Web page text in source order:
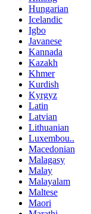
Hungarian
Icelandic
Igbo
Javanese
Kannada
Kazakh
Khmer
Kurdish
Kyrgyz
Latin
Latvian
Lithuanian
Luxembou..
Macedonian
Malagasy
Malay
Malayalam
Maltese
Maori